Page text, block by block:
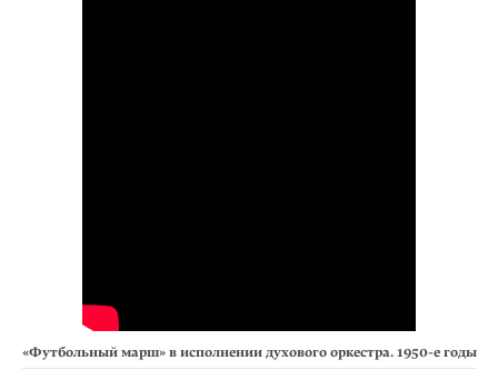
«Футбольный марш» в исполнении духового оркестра. 1950-е годы